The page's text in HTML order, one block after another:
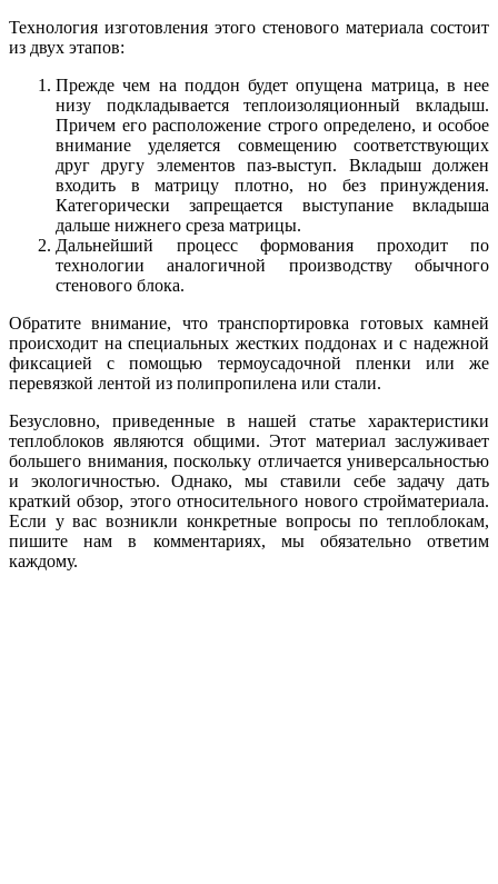
Технология изготовления этого стенового материала состоит
из двух этапов:
Прежде чем на поддон будет опущена матрица, в нее
низу подкладывается теплоизоляционный вкладыш.
Причем его расположение строго определено, и особое
внимание уделяется совмещению соответствующих
друг другу элементов паз-выступ. Вкладыш должен
входить в матрицу плотно, но без принуждения.
Категорически запрещается выступание вкладыша
дальше нижнего среза матрицы.
Дальнейший процесс формования проходит по
технологии аналогичной производству обычного
стенового блока.
Обратите внимание, что транспортировка готовых камней
происходит на специальных жестких поддонах и с надежной
фиксацией с помощью термоусадочной пленки или же
перевязкой лентой из полипропилена или стали.
Безусловно, приведенные в нашей статье характеристики
теплоблоков являются общими. Этот материал заслуживает
большего внимания, поскольку отличается универсальностью
и экологичностью. Однако, мы ставили себе задачу дать
краткий обзор, этого относительного нового стройматериала.
Если у вас возникли конкретные вопросы по теплоблокам,
пишите нам в комментариях, мы обязательно ответим
каждому.